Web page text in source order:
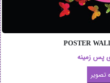
POSTER
پس زمینه